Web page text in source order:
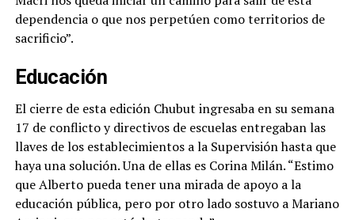
dependencia o que nos perpetúen como territorios de
sacrificio”.
Educación
El cierre de esta edición Chubut ingresaba en su semana
17 de conflicto y directivos de escuelas entregaban las
llaves de los establecimientos a la Supervisión hasta que
haya una solución. Una de ellas es Corina Milán. “Estimo
que Alberto pueda tener una mirada de apoyo a la
educación pública, pero por otro lado sostuvo a Mariano